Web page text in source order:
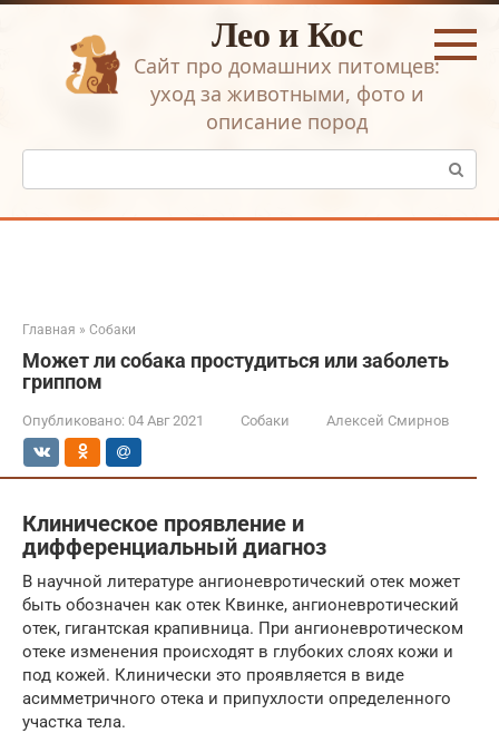
Перейти
Лео и Кос
Сайт про домашних питомцев:
уход за животными, фото и
описание пород
Поиск:
Главная » Собаки
Может ли собака простудиться или заболеть
гриппом
Опубликовано: 04 Авг 2021 Собаки Алексей Смирнов
Клиническое проявление и
дифференциальный диагноз
В научной литературе ангионевротический отек может
быть обозначен как отек Квинке, ангионевротический
отек, гигантская крапивница. При ангионевротическом
отеке изменения происходят в глубоких слоях кожи и
под кожей. Клинически это проявляется в виде
асимметричного отека и припухлости определенного
участка тела.